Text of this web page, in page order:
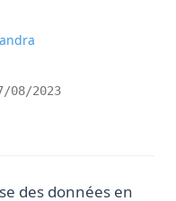
08/2023
des données en